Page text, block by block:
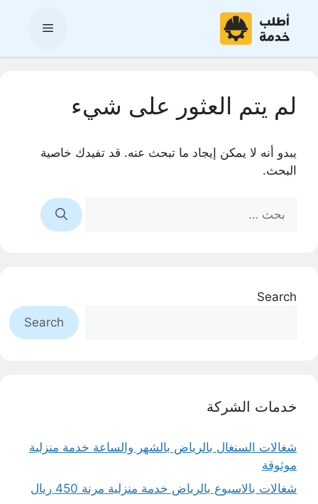
المحتوى
القائمة
لم يتم العثور على شيء
يبدو أنه لا يمكن إيجاد ما تبحث عنه. قد تفيدك خاصية
البحث.
عن:
Search
Search
خدمات الشركة
شغالات السنغال بالرياض بالشهر والساعة خدمة منزلية
موثوقة
شغالات بالاسبوع بالرياض خدمة منزلية مرنة 450 ريال